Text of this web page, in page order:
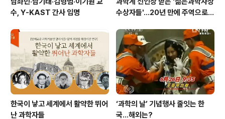
수, Y-KAST 간사 임명
수상자들'…20년 만에 주역으로
한국이 낳고 세계에서 활약한 뛰어
난 과학자들
‘과학의 날’ 기념행사 줄잇는 한
국…해외는?